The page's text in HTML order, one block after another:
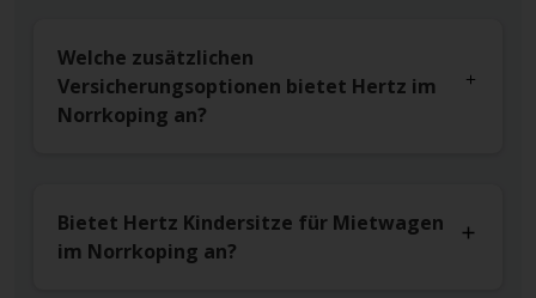
Welche zusätzlichen
Versicherungsoptionen bietet Hertz im
Norrkoping an?
Bietet Hertz Kindersitze für Mietwagen
im Norrkoping an?